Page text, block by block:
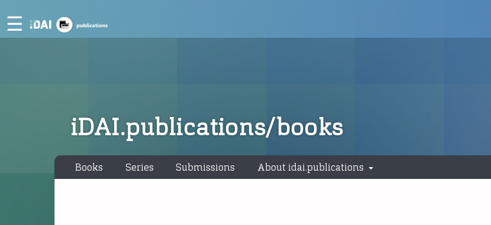
iDAI.publications/books
Books Series Submissions About idai.publications
☰